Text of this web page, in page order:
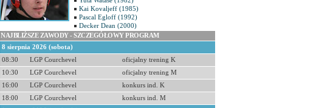
Kai Kovaljeff (1985)
Pascal Egloff (1992)
Decker Dean (2000)
NAJBLIŻSZE ZAWODY - SZCZEGÓŁOWY PROGRAM
8 sierpnia 2026 (sobota)
08:30
LGP Courchevel
oficjalny trening K
10:30
LGP Courchevel
oficjalny trening M
16:00
LGP Courchevel
konkurs ind. K
18:00
LGP Courchevel
konkurs ind. M